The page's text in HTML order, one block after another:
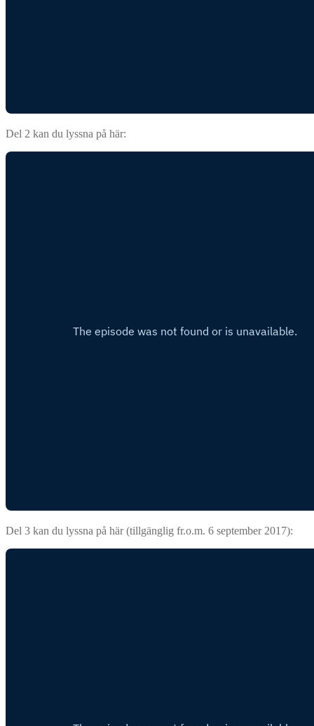
Del 2 kan du lyssna på här:
Del 3 kan du lyssna på här (tillgänglig fr.o.m. 6 september 2017):